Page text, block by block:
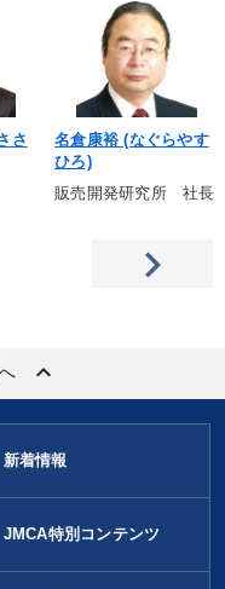
さ
名倉康裕 (なぐらやす
ひろ)
販売開発研究所 社長
keyboard_arrow_up
新着情報
JMCA特別コンテンツ